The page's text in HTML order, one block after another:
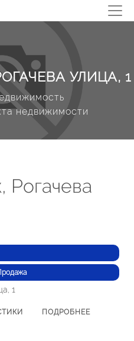
УЛИЦА, 1
недвижимости
Рогачева
1
ПОДРОБНЕЕ